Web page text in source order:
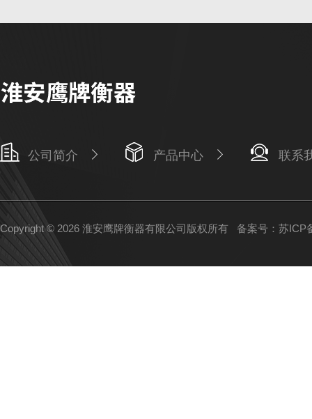
公司简介 产品中心 联系
Copyright © 2026 淮安鹰牌衡器有限公司版权所有 备案号：苏ICP